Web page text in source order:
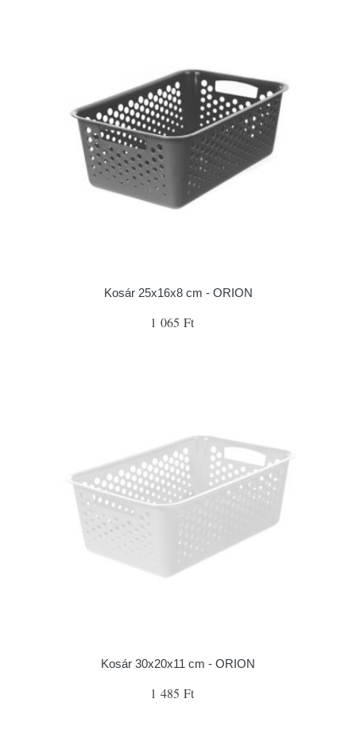
Kosár 25x16x8 cm - ORION
1 065 Ft
Kosár 30x20x11 cm - ORION
1 485 Ft